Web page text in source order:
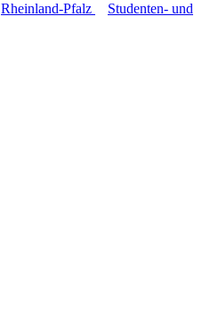
Rheinland-Pfalz
Studenten- und